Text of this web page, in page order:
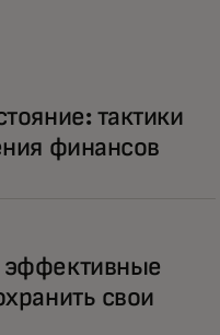
тактики
финансов
свои